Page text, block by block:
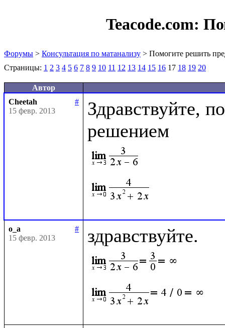
Teacode.com:
Форумы > Консультация по матанализу > Помогите решить
Страницы: 1 2 3 4 5 6 7 8 9 10 11 12 13 14 15 16 17 18 19 20
Автор
Cheetah
#
15 февр. 2013
Здравствуйте,
o_a
#
15 февр. 2013